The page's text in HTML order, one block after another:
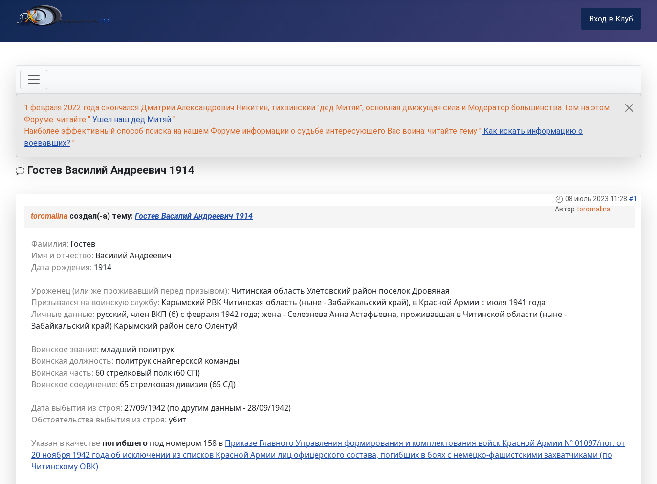
Вход в Клуб
1 февраля 2022 года скончался Дмитрий Александрович Никитин, тихвинский "дед Митяй", основная движущая сила и Модератор большинства Тем на этом
Форуме: читайте " Ушел наш дед Митяй "
Наиболее эффективный способ поиска на нашем Форуме информации о судьбе интересующего Вас воина: читайте тему " Как искать информацию о
воевавших? "
Гостев Василий Андреевич 1914
08 июль 2023 11:28 #1
Автор toromalina
toromalina создал(-а) тему: Гостев Василий Андреевич 1914
Фамилия: Гостев
Имя и отчество: Василий Андреевич
Дата рождения: 1914
Уроженец (или же проживавший перед призывом): Читинская область Улётовский район поселок Дровяная
Призывался на воинскую службу: Карымский РВК Читинская область (ныне - Забайкальский край), в Красной Армии с июля 1941 года
Личные данные: русский, член ВКП (б) с февраля 1942 года; жена - Селезнева Анна Астафьевна, проживавшая в Читинской области (ныне -
Забайкальский край) Карымский район село Олентуй
Воинское звание: младший политрук
Воинская должность: политрук снайперской команды
Воинская часть: 60 стрелковый полк (60 СП)
Воинское соединение: 65 стрелковая дивизия (65 СД)
Дата выбытия из строя: 27/09/1942 (по другим данным - 28/09/1942)
Обстоятельства выбытия из строя: убит
Указан в качестве погибшего под номером 158 в Приказе Главного Управления формирования и комплектования войск Красной Армии Nº 01097/пог. от
20 ноября 1942 года об исключении из списков Красной Армии лиц офицерского состава, погибших в боях с немецко-фашистскими захватчиками (по
Читинскому ОВК)